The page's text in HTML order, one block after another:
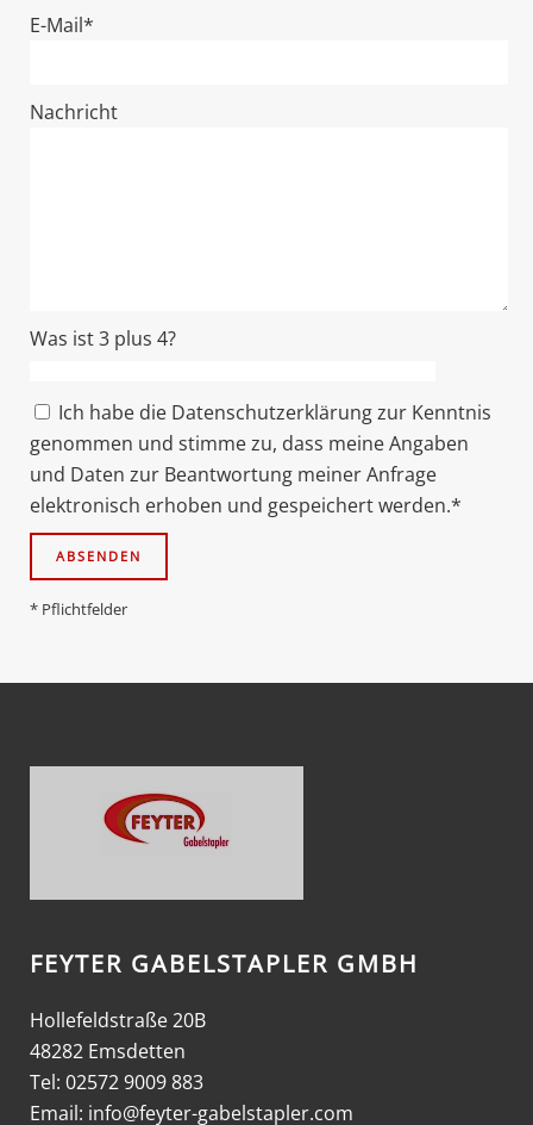
E-Mail*
Nachricht
Was ist 3 plus 4?
Ich habe die Datenschutzerklärung zur Kenntnis
genommen und stimme zu, dass meine Angaben
und Daten zur Beantwortung meiner Anfrage
elektronisch erhoben und gespeichert werden.*
* Pflichtfelder
FEYTER GABELSTAPLER GMBH
Hollefeldstraße 20B
48282 Emsdetten
Tel: 02572 9009 883
Email: info@feyter-gabelstapler.com